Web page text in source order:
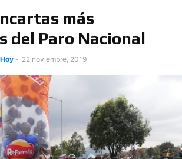
más
del Paro Nacional
- 22 noviembre, 2019